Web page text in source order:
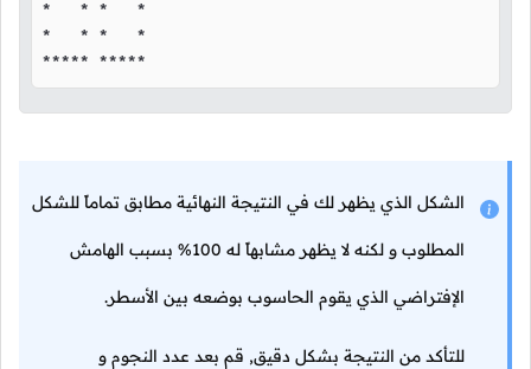
*   * *   *
*   * *   *
***** *****
الشكل الذي يظهر لك في النتيجة النهائية مطابق تماماً للشكل
المطلوب و لكنه لا يظهر مشابهاً له 100% بسبب الهامش
الإفتراضي الذي يقوم الحاسوب بوضعه بين الأسطر.
للتأكد من النتيجة بشكل دقيق, قم بعد عدد النجوم و